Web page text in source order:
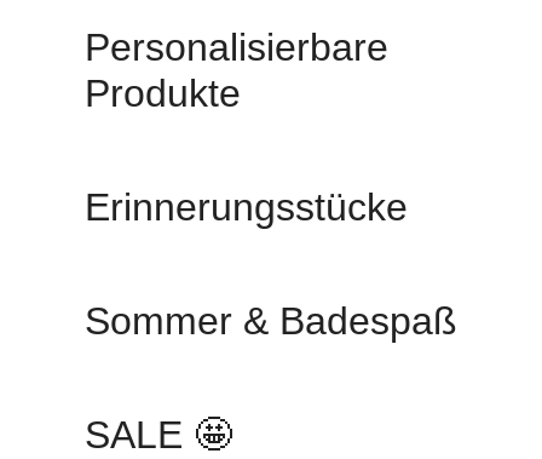
Personalisierbare
Produkte
Erinnerungsstücke
Sommer & Badespaß
SALE 🤩